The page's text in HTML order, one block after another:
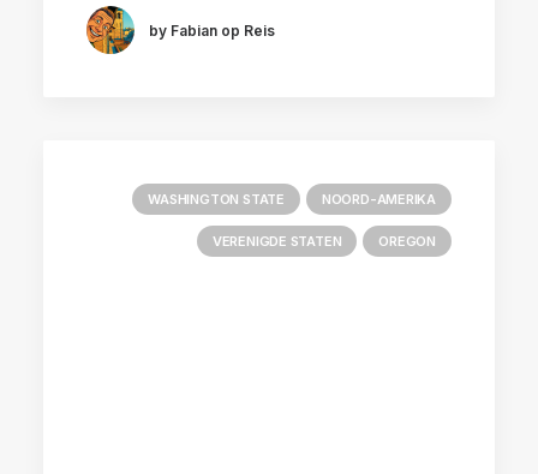
by Fabian op Reis
WASHINGTON STATE NOORD-AMERIKA
VERENIGDE STATEN OREGON